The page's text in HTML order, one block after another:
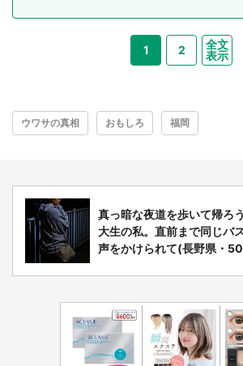
1 2
全文
表示
ウワサの真相 おもしろ 福岡
真っ暗な夜道を歩いて帰ろ
大生の私。直前まで同じバ
声をかけられて(長野県・